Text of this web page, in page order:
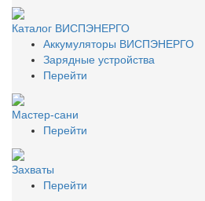
Каталог ВИСПЭНЕРГО
Аккумуляторы ВИСПЭНЕРГО
Зарядные устройства
Перейти
Мастер-сани
Перейти
Захваты
Перейти